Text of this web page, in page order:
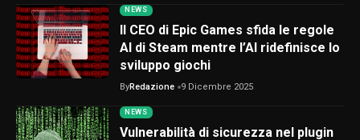
NEWS
Il CEO di Epic Games sfida le regole
AI di Steam mentre l’AI ridefinisce lo
sviluppo giochi
ByRedazione 9 Dicembre 2025
NEWS
Vulnerabilità di sicurezza nel plugin